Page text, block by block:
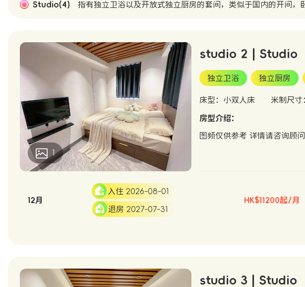
Studio(4) 指有独立卫浴以及开放式独立厨房的套间，类似于国内的开间，
1
studio 2 | Studio
独立卫浴 独立厨房
床型：小双人床 米制尺寸
房型介绍：
图频仅供参考 详情请咨询顾问
12月
入住 2026-08-01
退房 2027-07-31
HK$11200起/月
studio 3 | Studio